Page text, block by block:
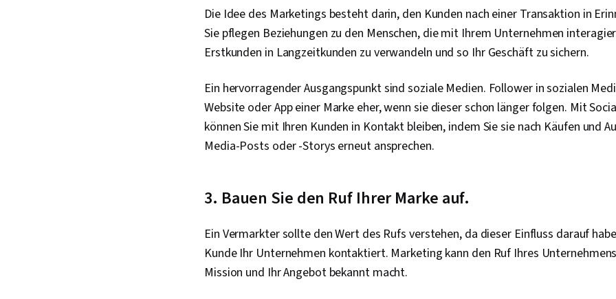
Marketing-
Persönlich
Tests,
Tabellen und
Präsentation
Die Idee des Marketings besteht darin, den Kunden nach einer Transaktion in
Sie pflegen Beziehungen zu den Menschen, die mit Ihrem Unternehmen
Erstkunden in Langzeitkunden zu verwandeln und so Ihr Geschäft zu sichern.
Ein hervorragender Ausgangspunkt sind soziale Medien. Follower in sozialen
Website oder App einer Marke eher, wenn sie dieser schon länger folgen. Mit
können Sie mit Ihren Kunden in Kontakt bleiben, indem Sie sie nach Käufen und
Media-Posts oder -Storys erneut ansprechen.
3. Bauen Sie den Ruf Ihrer Marke auf.
Ein Vermarkter sollte den Wert des Rufs verstehen, da dieser Einfluss darauf
Kunde Ihr Unternehmen kontaktiert. Marketing kann den Ruf Ihres
Mission und Ihr Angebot bekannt macht.